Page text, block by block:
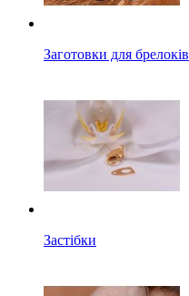
Заготовки для брелоків
Застібки